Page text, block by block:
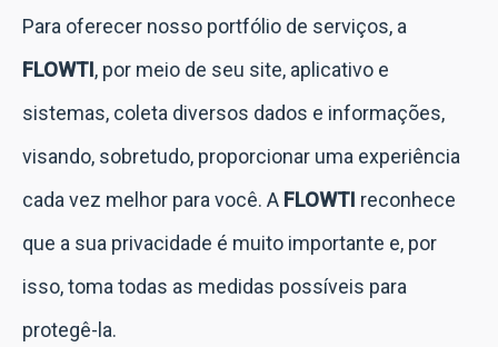
Para oferecer nosso portfólio de serviços, a
FLOWTI, por meio de seu site, aplicativo e
sistemas, coleta diversos dados e informações,
visando, sobretudo, proporcionar uma experiência
cada vez melhor para você. A FLOWTI reconhece
que a sua privacidade é muito importante e, por
isso, toma todas as medidas possíveis para
protegê-la.